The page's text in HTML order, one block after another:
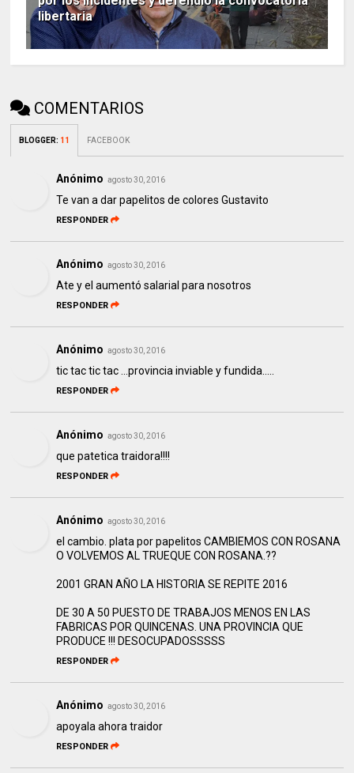
libertaria
COMENTARIOS
BLOGGER: 11 FACEBOOK
Anónimo agosto 30, 2016
Te van a dar papelitos de colores Gustavito
RESPONDER
Anónimo agosto 30, 2016
Ate y el aumentó salarial para nosotros
RESPONDER
Anónimo agosto 30, 2016
tic tac tic tac ...provincia inviable y fundida.....
RESPONDER
Anónimo agosto 30, 2016
que patetica traidora!!!!
RESPONDER
Anónimo agosto 30, 2016
el cambio. plata por papelitos CAMBIEMOS CON ROSANA
O VOLVEMOS AL TRUEQUE CON ROSANA.??
2001 GRAN AÑO LA HISTORIA SE REPITE 2016
DE 30 A 50 PUESTO DE TRABAJOS MENOS EN LAS
FABRICAS POR QUINCENAS. UNA PROVINCIA QUE
PRODUCE !!! DESOCUPADOSSSSS
RESPONDER
Anónimo agosto 30, 2016
apoyala ahora traidor
RESPONDER